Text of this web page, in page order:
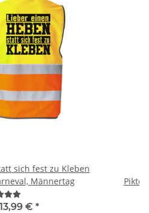
sich fest zu Kleben
Männertag
13,99 € *